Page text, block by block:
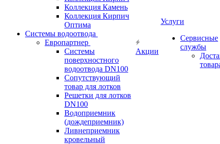
Кол​лекция Камень
Коллекция Кирпич
Оптима
Системы водоотвода
Европартнер
Системы
поверхностного
водоотвода DN100
Сопутствующий
товар для лотков
Решетки для лотков
DN100
Водоприемник
(дождеприемник)
Ливнеприемник
кровельный
Акции
Услуги
Сервисные
службы